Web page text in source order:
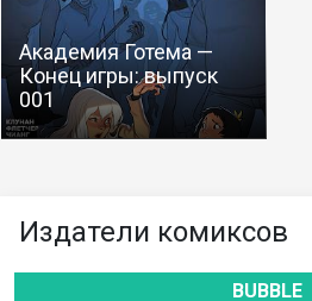
Академия Готема —
Конец игры: выпуск
001
Издатели комиксов
BUBBLE